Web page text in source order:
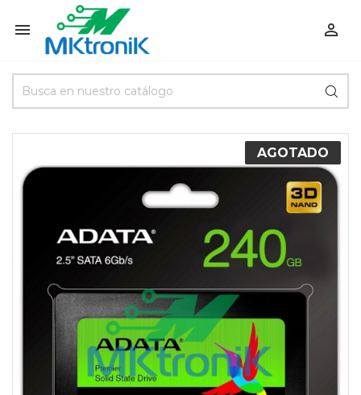
 
AGOTADO